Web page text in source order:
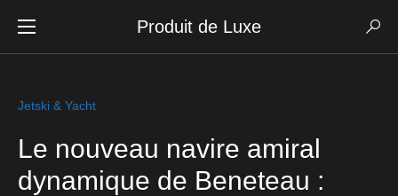
Produit de Luxe
Jetski & Yacht
Le nouveau navire amiral
dynamique de Beneteau :